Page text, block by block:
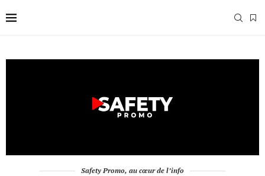
Safety Promo, au cœur de l’info